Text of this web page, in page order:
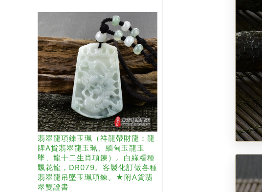
翡翠龍項鍊玉珮（祥龍帶財龍：龍
牌A貨翡翠龍玉珮、緬甸玉龍玉
墜、龍十二生肖項鍊）。白綠糯種
飄花龍，DR079。客製化訂做各種
翡翠龍吊墜玉珮項鍊。★附A貨翡
翠雙證書